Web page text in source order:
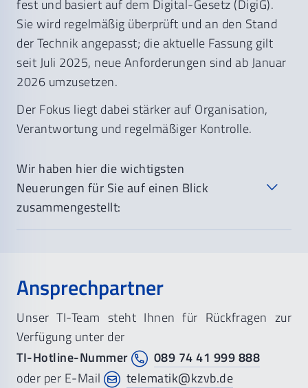
Sicherheits- und Architekturstandards
angepasst.
Anwendungen fehlen;
TI-EK nicht übermittelt
fest und basiert auf dem Digital-Gesetz (DigiG).
Sie wird regelmäßig überprüft und an den Stand
der Technik angepasst; die aktuelle Fassung gilt
seit Juli 2025, neue Anforderungen sind ab Januar
2026 umzusetzen.
Der Fokus liegt dabei stärker auf Organisation,
Verantwortung und regelmäßiger Kontrolle.
Wir haben hier die wichtigsten
Neuerungen für Sie auf einen Blick
zusammengestellt:
Verbindliche Einarbeitung neuer Mitarbeiter mit
IT-Sicherheits- und Datenschutzregeln
Geregelte Prozesse beim Ausscheiden von
Mitarbeitern (Rückgabe von Geräten, Sperrung
von Zugängen)
Ansprechpartner
Unser TI-Team steht Ihnen für Rückfragen zur
Verfügung unter der
TI-Hotline-Nummer
089 74 41 999 888
oder per E-Mail
telematik@kzvb.de